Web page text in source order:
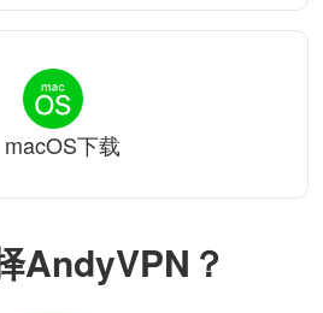
AndyVPN？
macOS下载